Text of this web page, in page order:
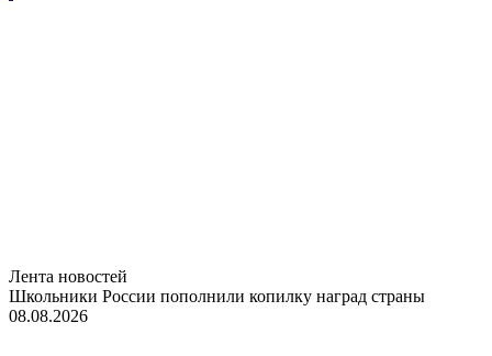
Лента новостей
Школьники России пополнили копилку наград страны
08.08.2026